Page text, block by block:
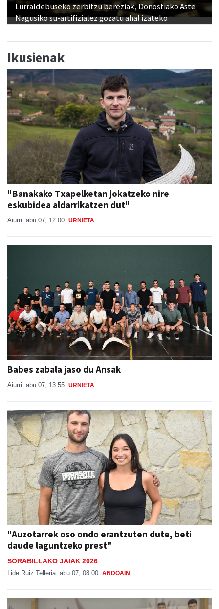
Lurraldebuseko zerbitzu bereziak, Donostiako Aste
Nagusiko su-artifizialez gozatu ahal izateko
Ikusienak
"Banakako Txapelketan jokatzeko nire
eskubidea aldarrikatzen dut"
Aiurri abu 07, 12:00 URNIETA
Babes zabala jaso du Ansak
Aiurri abu 07, 13:55 URNIETA
"Auzotarrek oso ondo erantzuten dute, beti
daude laguntzeko prest"
SORABILLAKO JAIAK 2026
Lide Ruiz Telleria abu 07, 08:00 ANDOAIN